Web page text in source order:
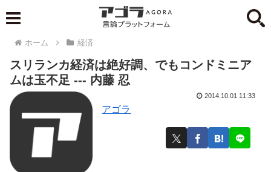
ホーム 経済
スリランカ経済は絶好調、でもコンドミニア
ムは玉不足 --- 内藤 忍
アゴラ
2014.10.01 11:33